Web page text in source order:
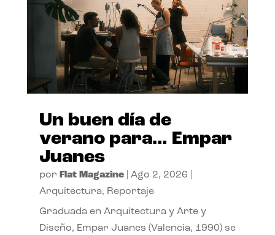
Un buen día de
verano para… Empar
Juanes
por Flat Magazine| Ago 2, 2026
Arquitectura, Reportaje
Graduada en Arquitectura y Arte y
Diseño, Empar Juanes (Valencia, 1990) se